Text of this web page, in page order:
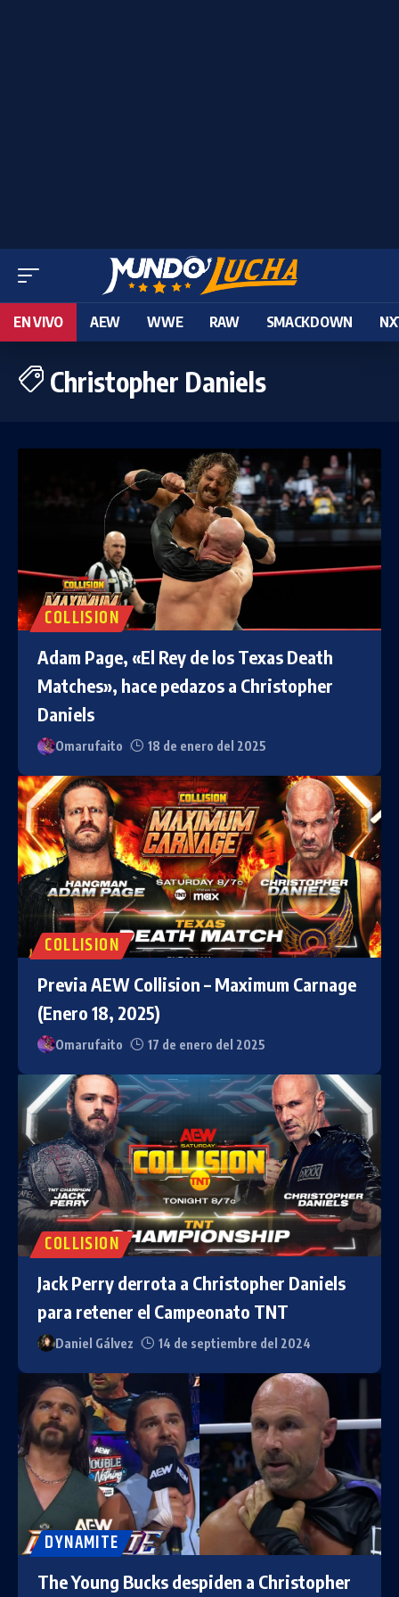
EN VIVO AEW WWE RAW SMACKDOWN
Christopher Daniels
COLLISION
Adam Page, «El Rey de los Texas Death
Matches», hace pedazos a Christopher
Daniels
Omarufaito 18 de enero del 2025
COLLISION
Previa AEW Collision – Maximum Carnage
(Enero 18, 2025)
Omarufaito 17 de enero del 2025
COLLISION
Jack Perry derrota a Christopher Daniels
para retener el Campeonato TNT
Daniel Gálvez 14 de septiembre del 2024
DYNAMITE
The Young Bucks despiden a Christopher